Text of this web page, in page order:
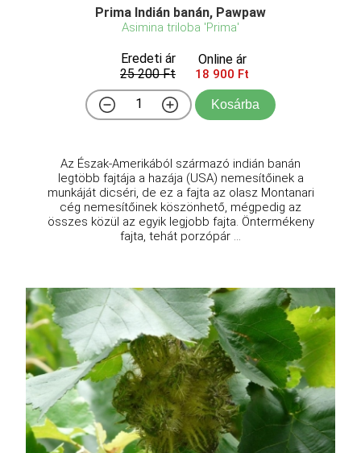
Prima Indián banán, Pawpaw
Asimina triloba 'Prima'
Eredeti ár
25 200 Ft
Online ár
18 900 Ft
Kosárba
Az Észak-Amerikából származó indián banán
legtöbb fajtája a hazája (USA) nemesítőinek a
munkáját dicséri, de ez a fajta az olasz Montanari
cég nemesítőinek köszönhető, mégpedig az
összes közül az egyik legjobb fajta. Öntermékeny
fajta, tehát porzópár ...